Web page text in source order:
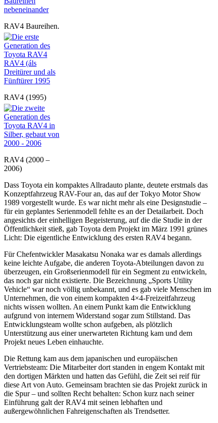
RAV4 Baureihen.
RAV4 (1995)
RAV4 (2000 –
2006)
Dass Toyota ein kompaktes Allradauto plante, deutete erstmals das
Konzeptfahrzeug RAV-Four an, das auf der Tokyo Motor Show
1989 vorgestellt wurde. Es war nicht mehr als eine Designstudie –
für ein geplantes Serienmodell fehlte es an der Detailarbeit. Doch
angesichts der einhelligen Begeisterung, auf die die Studie in der
Öffentlichkeit stieß, gab Toyota dem Projekt im März 1991 grünes
Licht: Die eigentliche Entwicklung des ersten RAV4 begann.
Für Chefentwickler Masakatsu Nonaka war es damals allerdings
keine leichte Aufgabe, die anderen Toyota-Abteilungen davon zu
überzeugen, ein Großserienmodell für ein Segment zu entwickeln,
das noch gar nicht existierte. Die Bezeichnung „Sports Utility
Vehicle“ war noch völlig unbekannt, und es gab viele Menschen im
Unternehmen, die von einem kompakten 4×4-Freizeitfahrzeug
nichts wissen wollten. An einem Punkt kam die Entwicklung
aufgrund von internem Widerstand sogar zum Stillstand. Das
Entwicklungsteam wollte schon aufgeben, als plötzlich
Unterstützung aus einer unerwarteten Richtung kam und dem
Projekt neues Leben einhauchte.
Die Rettung kam aus dem japanischen und europäischen
Vertriebsteam: Die Mitarbeiter dort standen in engem Kontakt mit
den dortigen Märkten und hatten das Gefühl, die Zeit sei reif für
diese Art von Auto. Gemeinsam brachten sie das Projekt zurück in
die Spur – und sollten Recht behalten: Schon kurz nach seiner
Einführung galt der RAV4 mit seinen lebhaften und
außergewöhnlichen Fahreigenschaften als Trendsetter.